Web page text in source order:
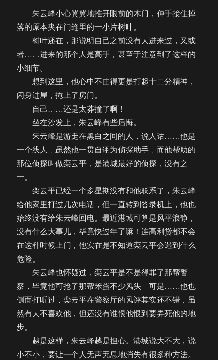
落
花
开
（一
发
朱云峰小心翼翼地推开眼前的木门，伸手接住掉
落的原本夹在门缝里的一小片树叶。
树叶还在，那说明自己之前没有人进来过，又或
者……进来的那个人是高手，甚至于注意到了这样的
小细节。
想到这里，他心中不由得更是打起十二分精神，
闪身进屋，掩上了房门。
自己……还是太莽撞了啊！
坐在沙发上，朱云峰有些后悔。
朱云峰是游走在黑白之间的人，说人话……他是
一个线人，虽然他一贯自诩为侦探助手，而他帮助的
那位侦探叫做栾云平，是港城最好的侦探，没有之
一。
栾云平已经一个多星期没有和他联系了，朱云峰
给他家里打过几次电话，但一直转到答录机上，他也
始终没有给朱云峰回电。最近港城可算是风平浪静，
没有什么大事儿，毕竟快过年了嘛！连高利贷都不会
在这种时候上门，他实在是不知道栾云平会遇到什么
危险。
朱云峰也怀疑过，栾云平是不是得罪了那帮警
察，毕竟他可抢了那帮笨蛋不少风头，可是……他也
侧面打听过，栾云平在警察厅的风评其实还不错，虽
然有人不喜欢他，但还没有谁恨他恨到要弄死他的地
步。
越是这样，朱云峰越是担心。港城说大不大，说
小不小，要让一个人无声无息地消失有很多种方法。